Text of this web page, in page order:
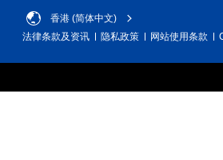
香港 (简体中文)
法律条款及资讯
隐私政策 网站使用条款